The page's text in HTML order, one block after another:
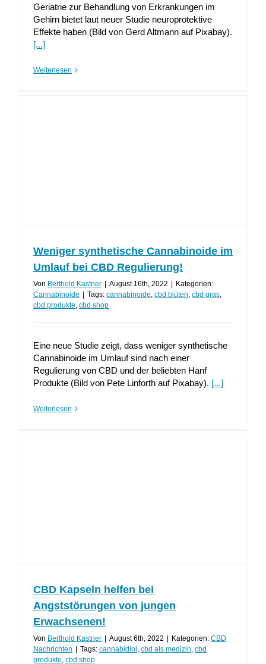
Geriatrie zur Behandlung von Erkrankungen im
Gehirn bietet laut neuer Studie neuroprotektive
Effekte haben (Bild von Gerd Altmann auf Pixabay).
[...]
Weiterlesen
Weniger synthetische Cannabinoide im
Umlauf bei CBD Regulierung!
Von Berthold Kastner August 16th, 2022
Kategorien:
Cannabinoide
Tags: cannabinoide, cbd blüten, cbd gras,
cbd produkte, cbd shop
Eine neue Studie zeigt, dass weniger synthetische
Cannabinoide im Umlauf sind nach einer
Regulierung von CBD und der beliebten Hanf
Produkte (Bild von Pete Linforth auf Pixabay). [...]
Weiterlesen
CBD Kapseln helfen bei
Angststörungen von jungen
Erwachsenen!
Von Berthold Kastner August 6th, 2022 Kategorien: CBD
Nachrichten
Tags: cannabidiol , cbd als medizin, cbd
produkte, cbd shop